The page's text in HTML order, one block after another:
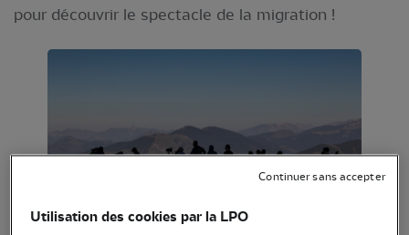
pour découvrir le spectacle de la migration !
Observateurs sur le Col d'Organbidexka © Alain
Utilisation des cookies par la LPO
Continuer sans accepter